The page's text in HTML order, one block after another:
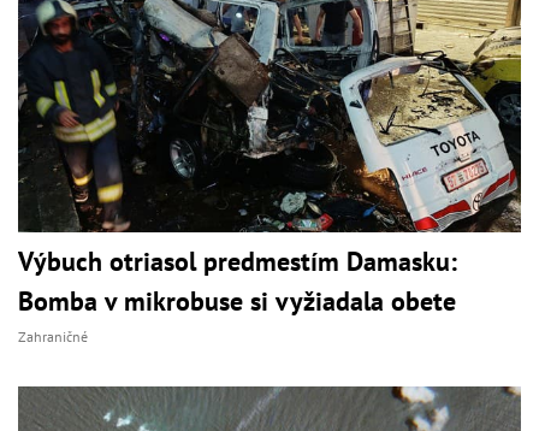
Výbuch otriasol predmestím Damasku:
Bomba v mikrobuse si vyžiadala obete
Zahraničné